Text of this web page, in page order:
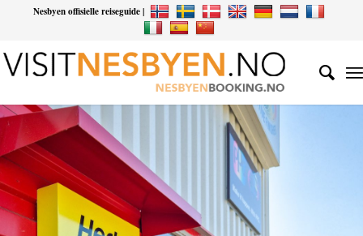
Nesbyen offisielle reiseguide |